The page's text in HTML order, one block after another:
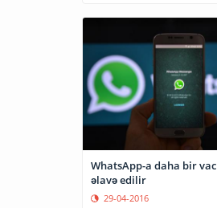
WhatsApp-a daha bir vacib
əlavə edilir
29-04-2016